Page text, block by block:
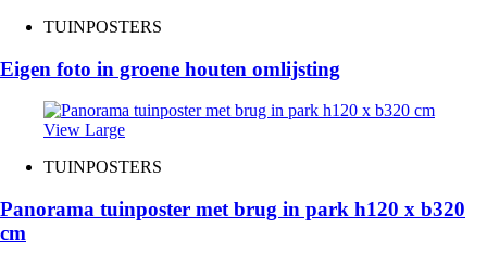
TUINPOSTERS
Eigen foto in groene houten omlijsting
View Large
TUINPOSTERS
Panorama tuinposter met brug in park h120 x b320
cm